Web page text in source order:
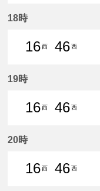
18時
16西
46西
19時
16西
46西
20時
16西
46西